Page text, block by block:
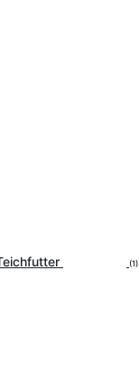
(1)